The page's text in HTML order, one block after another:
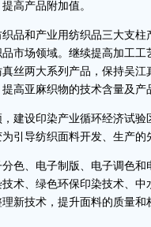
高产品附加值。
和产业用纺织品三大支柱
市场领域。继续提高加工
丝两大系列产品，保持吴
高亚麻织物的技术含量及产
设印染产业循环经济试验
引导纺织面料开发、生产
、电子制版、电子调色和
术、绿色环保印染技术、
新技术，提升面料的质量